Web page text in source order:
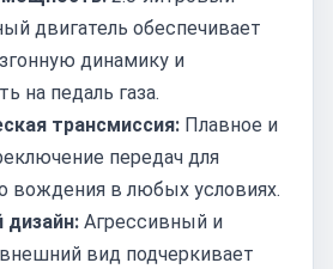
двигатель обеспечивает
динамику и
на педаль газа.
трансмиссия: Плавное и
передач для
вождения в любых условиях.
дизайн: Агрессивный и
вид подчеркивает